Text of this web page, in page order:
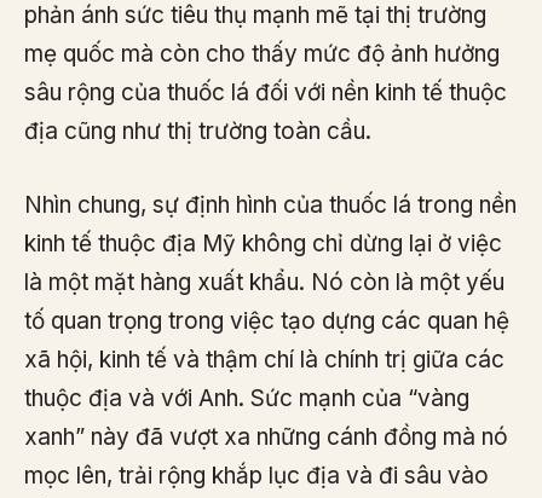
phản ánh sức tiêu thụ mạnh mẽ tại thị trường
mẹ quốc mà còn cho thấy mức độ ảnh hưởng
sâu rộng của thuốc lá đối với nền kinh tế thuộc
địa cũng như thị trường toàn cầu.
Nhìn chung, sự định hình của thuốc lá trong nền
kinh tế thuộc địa Mỹ không chỉ dừng lại ở việc
là một mặt hàng xuất khẩu. Nó còn là một yếu
tố quan trọng trong việc tạo dựng các quan hệ
xã hội, kinh tế và thậm chí là chính trị giữa các
thuộc địa và với Anh. Sức mạnh của “vàng
xanh” này đã vượt xa những cánh đồng mà nó
mọc lên, trải rộng khắp lục địa và đi sâu vào